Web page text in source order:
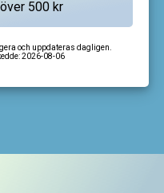
och uppdateras dagligen.
2026-08-06